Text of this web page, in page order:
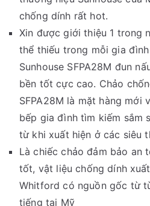
chống dính rất hot.
Xin được giới thiệu 1 trong
thể thiếu trong mỗi gia
Sunhouse SFPA28M đun
bền tốt cực cao. Chảo
SFPA28M là mặt hàng mới
bếp gia đình tìm kiếm sắm
từ khi xuất hiện ở các siêu
Là chiếc chảo đảm bảo an
tốt, vật liệu chống dính
Whitford có nguồn gốc từ
tiếng tại Mỹ